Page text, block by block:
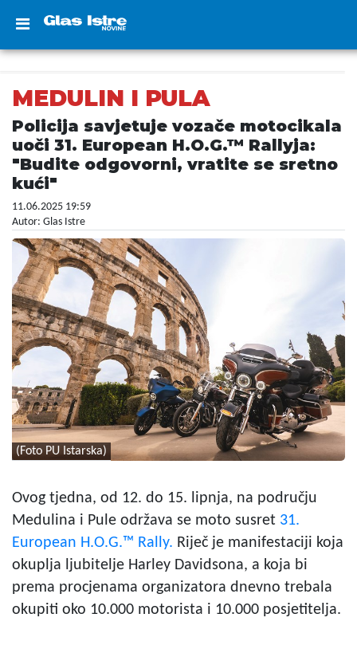
MEDULIN I PULA
Policija savjetuje vozače motocikala
uoči 31. European H.O.G.™ Rallyja:
"Budite odgovorni, vratite se sretno
kući"
11.06.2025 19:59
Autor: Glas Istre
(Foto PU Istarska)
Ovog tjedna, od 12. do 15. lipnja, na području
Medulina i Pule održava se moto susret 31.
European H.O.G.™ Rally. Riječ je manifestaciji koja
okuplja ljubitelje Harley Davidsona, a koja bi
prema procjenama organizatora dnevno trebala
okupiti oko 10.000 motorista i 10.000 posjetitelja.